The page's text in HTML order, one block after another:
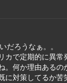
だろうなぁ。。
カで定期的に異常
。何か理由あるの
に対策してるか苦